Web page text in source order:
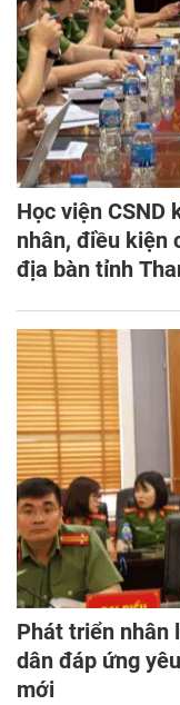
Học viện CSND
nhân, điều kiện
địa bàn tỉnh
Phát triển nhân
dân đáp ứng
mới